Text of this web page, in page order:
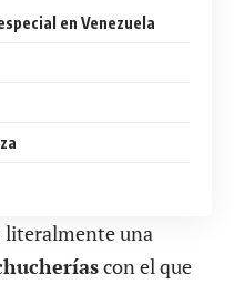
en Venezuela
literalmente una
con el que